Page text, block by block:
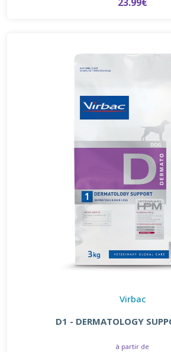
Virbac
D1 - DERMATOLOGY
à partir de